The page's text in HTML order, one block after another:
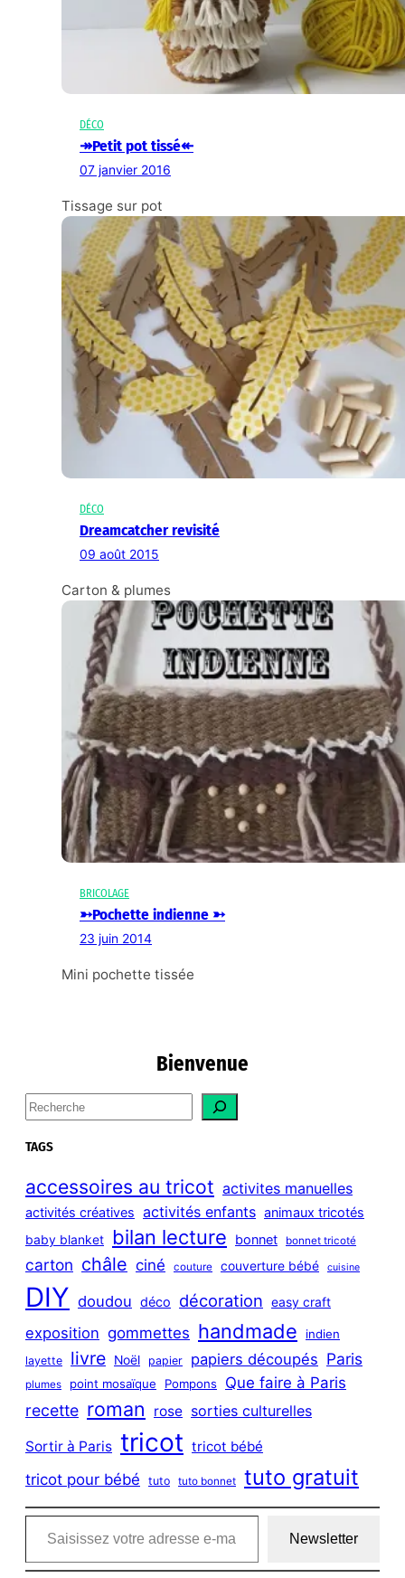
DÉCO
↠Petit pot tissé↞
07 janvier 2016
Tissage sur pot
DÉCO
Dreamcatcher revisité
09 août 2015
Carton & plumes
BRICOLAGE
➳Pochette indienne ➳
23 juin 2014
Mini pochette tissée
Bienvenue
S
e
a
c
h
TAGS
accessoires au tricot activites manuelles
activités créatives activités enfants animaux tricotés
baby blanket bilan lecture bonnet bonnet tricoté
carton châle ciné couture couverture bébé cuisine
DIY doudou déco décoration easy craft
exposition gommettes handmade indien
layette livre Noël papier papiers découpés Paris
plumes point mosaïque Pompons Que faire à Paris
recette roman rose sorties culturelles
Sortir à Paris tricot tricot bébé
tricot pour bébé tuto tuto bonnet tuto gratuit
Saisissez votre adresse e-mail…
Newsletter